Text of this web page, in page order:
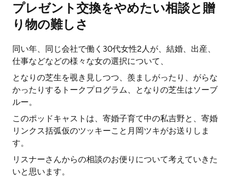
プレゼント交換をやめたい相談と贈
り物の難しさ
同い年、同じ会社で働く30代女性2人が、結婚、出産、
仕事などなどの様々な女の選択について、
となりの芝生を覗き見しつつ、羨ましがったり、がらな
かったりするトークプログラム、となりの芝生はソーブ
ルー。
このポッドキャストは、寄婚子育て中の私吉野と、寄婚
リンクス括弧仮のツッキーこと月岡ツキがお送りしま
す。
リスナーさんからの相談のお便りについて考えていきた
いと思います。